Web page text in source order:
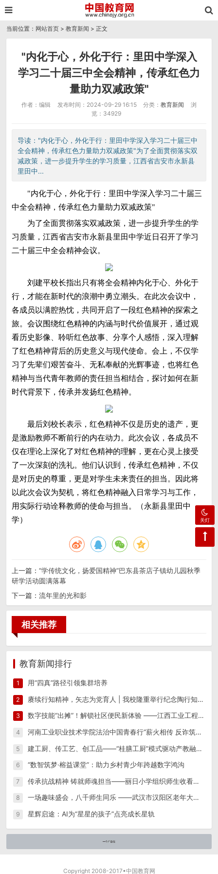
当前位置： 网站首页 >教育新闻 > 正文
"内化于心，外化于行：里田中学深入
学习二十届三中全会精神，传承红色力
量助力双减政策"
作者：编辑 发布时间：2024-09-29 16:15 分类：教育新闻
浏
览：34929
导读："内化于心，外化于行：里田中学深入学习二十届三中
全会精神，传承红色力量助力双减政策"为了全面贯彻落实双
减政策，进一步提升学生的学习质量，江西省吉安市永新县
里田中...
"内化于心，外化于行：里田中学深入学习二十届三
中全会精神，传承红色力量助力双减政策"
为了全面贯彻落实双减政策，进一步提升学生的学
习质量，江西省吉安市永新县里田中学近日召开了学习
二十届三中全会精神会议。
刘建平校长指出只有将全会精神内化于心、外化于
行，才能在新时代的浪潮中勇立潮头。在此次会议中，
各成员以满腔热忱，共同开启了一段红色精神的探索之
旅。会议围绕红色精神的内涵与时代价值展开，通过观
看历史影像、聆听红色故事、分享个人感悟，深入理解
了红色精神背后的历史意义与现代使命。会上，不仅学
习了先辈们艰苦奋斗、无私奉献的光辉事迹，也将红色
精神与当代青年教师的责任担当相结合，探讨如何在新
时代背景下，传承并发扬红色精神。
最后刘校长表示，红色精神不仅是历史的遗产，更
是激励教师不断前行的内在动力。此次会议，各成员不
仅在理论上深化了对红色精神的理解，更在心灵上接受
了一次深刻的洗礼。他们认识到，传承红色精神，不仅
是对历史的尊重，更是对学生未来责任的担当。因此将
以此次会议为契机，将红色精神融入日常学习与工作，
用实际行动诠释教师的使命与担当。（永新县里田中
学）
上一篇：“学传统文化，扬爱国精神”巴东县茶店子镇幼儿园秋季
研学活动圆满落幕
下一篇：流年里的光和影
相关推荐
教育新闻排行
1 用“四真”路径引领集群培养
2 赓续行知精神，矢志为党育人 | 我校隆重举行纪念陶行知先生逝世八十周年活动
3 数字技能“出摊”！解锁社区便民新体验 ——江西工业工程职业技术学院信息工程学院“星火筑梦”实践团 一站式便民志愿服务
4 河南工业职业技术学院法治中国青春行“薪火相传 反诈筑防”实践团开展反诈宣传教育系列活动
5 建工厨、传工艺、创工品——“桂膳工厨”模式驱动产教融合创新实践
6 “数智筑梦·榕益课堂”：助力乡村青少年跨越数字鸿沟
7 传承抗战精神 铸就师魂担当——丽日小学组织师生收看纪念中国人民抗日战争暨世界反法西斯战争胜利80周年阅兵仪式
8 一场趣味盛会，八千师生同乐 ——武汉市汉阳区老年大学隆重举办第15届趣味运动会
9 星辉启途：AI为“星星的孩子”点亮成长星轨
Copyright 2008-2017•中国教育网
关灯